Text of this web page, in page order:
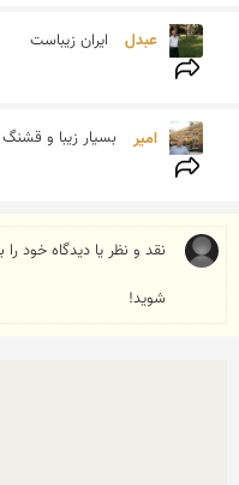
عبدل ایران زیباست
امیر بسیار زیبا و قشنگ